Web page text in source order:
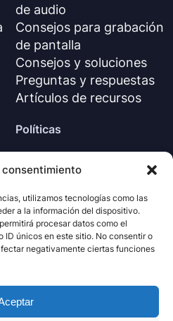
utilizamos tecnologías como las
a la información del dispositivo.
procesar datos como el
únicos en este sitio. No consentir o
negativamente ciertas funciones
de audio
Consejos para grabación
de pantalla
Consejos y soluciones
Preguntas y respuestas
Artículos de recursos
Políticas
Política de reembolso
Acuerdo de licencia (EN)
Términos y condiciones
Desinstalar
Política de cookies
· Todos los derechos